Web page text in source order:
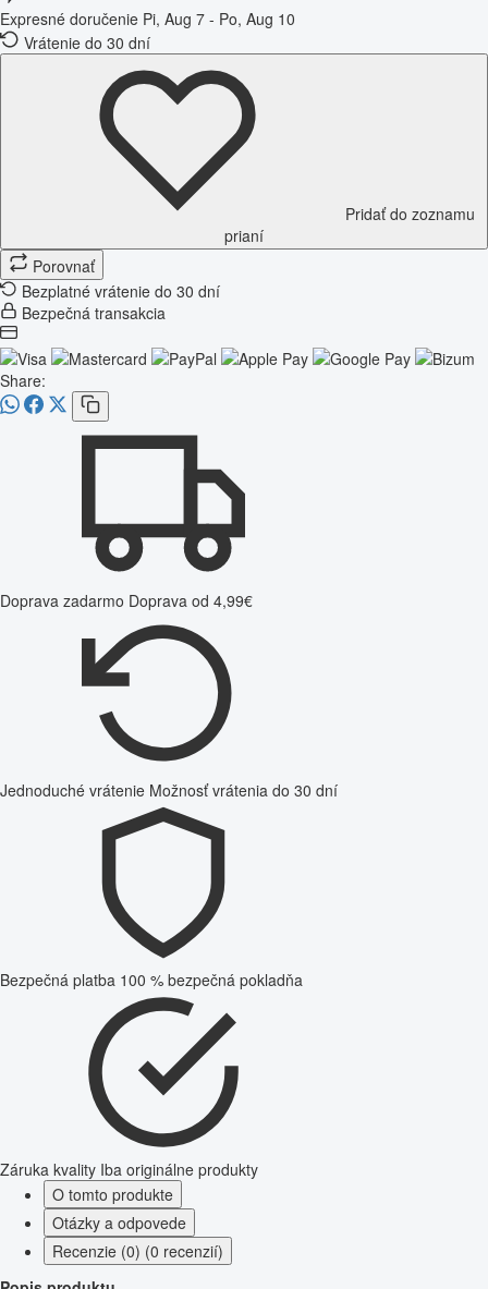
Expresné doručenie Pi, Aug 7 - Po, Aug 10
Vrátenie do 30 dní
Pridať do zoznamu
prianí
Porovnať
Bezplatné vrátenie do 30 dní
Bezpečná transakcia
Share:
Doprava zadarmo Doprava od 4,99€
Jednoduché vrátenie Možnosť vrátenia do 30 dní
Bezpečná platba 100 % bezpečná pokladňa
Záruka kvality Iba originálne produkty
O tomto produkte
Otázky a odpovede
Recenzie (0) (0 recenzií)